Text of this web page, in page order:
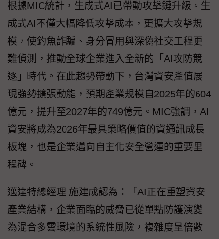
根據MIC統計，生成式AI已帶動攻擊鏈升級。生
成式AI不僅大幅降低攻擊成本，更擴大攻擊規
模，使釣魚詐騙、身分冒用與深偽社交工程更
難偵測，推動全球企業進入全新的「AI攻防競
逐」時代。在此趨勢帶動下，台灣資安產值展
現強勢擴張動能，預期產業規模自2025年的604
億元，提升至2027年的749億元。MIC強調，AI
資安將成為2026年最具策略價值的資通訊成長
板塊，也是企業邁向自主化安全營運的重要里
程碑。
邁達特總經理 施建成認為：「AI正在重塑資安
產業結構，企業面臨的威脅已從單點防護演變
為混合多雲環境的系統性風險，複雜度呈倍數